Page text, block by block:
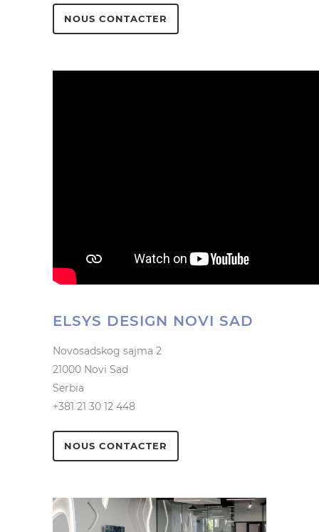
NOUS CONTACTER
ELSYS DESIGN NOVI SAD
Novosadskog sajma 2
21000 Novi Sad
Serbia
+381 21 30 12 448
NOUS CONTACTER